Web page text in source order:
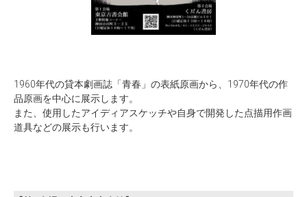
1960年代の貸本劇画誌「青春」の表紙原画から、1970年代の作
品原画を中心に展示します。
また、使用したアイディアスケッチや自身で開発した点描用作画
道具などの展示も行います。